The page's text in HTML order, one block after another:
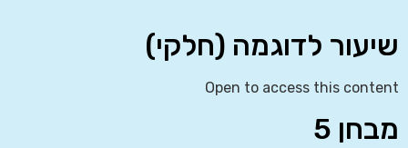
שיעור לדוגמה (חלקי)
Open to access this content
מבחן 5